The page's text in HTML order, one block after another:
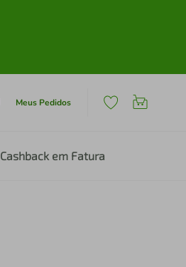
Meus Pedidos
Cashback em Fatura